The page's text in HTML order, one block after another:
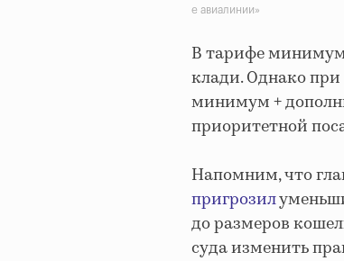
е авиалинии»
В тарифе минимум
клади. Однако
минимум +
приоритетной
Напомним, что
пригрозил
до размеров
суда изменить